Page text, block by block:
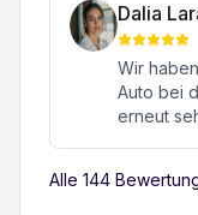
mich
aufgehoben
Dalia
Wir
Auto bei
erneut
gesamte
Alle 144